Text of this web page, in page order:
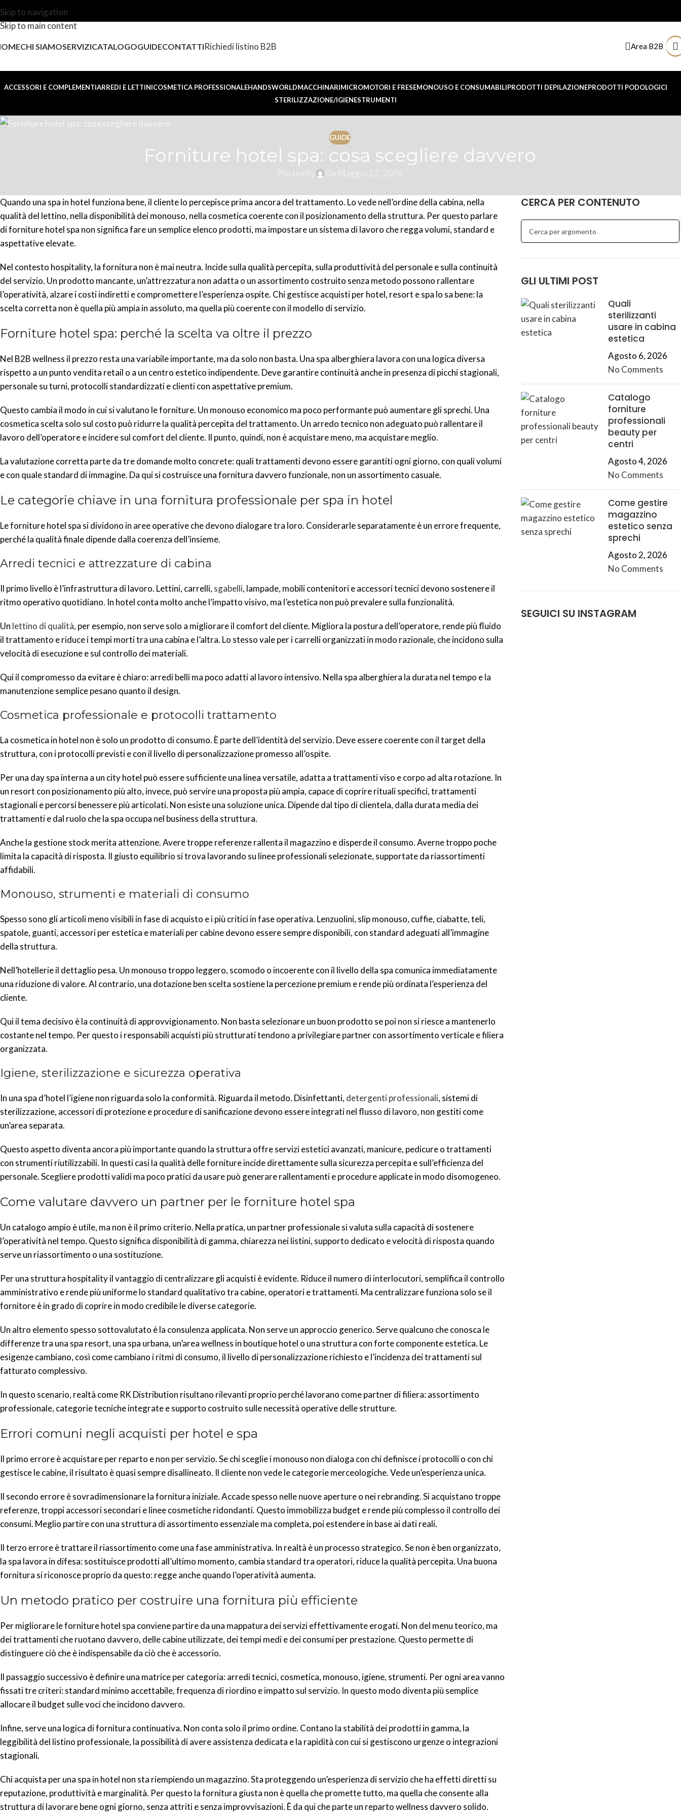
Skip to navigation
Skip to main content
CHI SIAMOSERVIZICATALOGOGUIDECONTATTIRichiedi listino B2B Area B2B
ACCESSORI E COMPLEMENTIARREDI E LETTINICOSMETICA PROFESSIONALEHANDSWORLDMACCHINARIMICROMOTORI E FRESEMONOUSO E CONSUMABILIPRODOTTI DEPILAZIONEPRODOTTI PODOLOGICI
STERILIZZAZIONE/IGIENESTRUMENTI
GUIDE
Forniture hotel spa: cosa scegliere davvero
Quando una spa in hotel funziona bene, il cliente lo percepisce prima ancora del trattamento. Lo vede nell’ordine della cabina, nella
qualità del lettino, nella disponibilità dei monouso, nella cosmetica coerente con il posizionamento della struttura. Per questo parlare
di forniture hotel spa non significa fare un semplice elenco prodotti, ma impostare un sistema di lavoro che regga volumi, standard e
aspettative elevate.
Nel contesto hospitality, la fornitura non è mai neutra. Incide sulla qualità percepita, sulla produttività del personale e sulla continuità
del servizio. Un prodotto mancante, un’attrezzatura non adatta o un assortimento costruito senza metodo possono rallentare
l’operatività, alzare i costi indiretti e compromettere l’esperienza ospite. Chi gestisce acquisti per hotel, resort e spa lo sa bene: la
scelta corretta non è quella più ampia in assoluto, ma quella più coerente con il modello di servizio.
Forniture hotel spa: perché la scelta va oltre il prezzo
Nel B2B wellness il prezzo resta una variabile importante, ma da solo non basta. Una spa alberghiera lavora con una logica diversa
rispetto a un punto vendita retail o a un centro estetico indipendente. Deve garantire continuità anche in presenza di picchi stagionali,
personale su turni, protocolli standardizzati e clienti con aspettative premium.
Questo cambia il modo in cui si valutano le forniture. Un monouso economico ma poco performante può aumentare gli sprechi. Una
cosmetica scelta solo sul costo può ridurre la qualità percepita del trattamento. Un arredo tecnico non adeguato può rallentare il
lavoro dell’operatore e incidere sul comfort del cliente. Il punto, quindi, non è acquistare meno, ma acquistare meglio.
La valutazione corretta parte da tre domande molto concrete: quali trattamenti devono essere garantiti ogni giorno, con quali volumi
e con quale standard di immagine. Da qui si costruisce una fornitura davvero funzionale, non un assortimento casuale.
Le categorie chiave in una fornitura professionale per spa in hotel
Le forniture hotel spa si dividono in aree operative che devono dialogare tra loro. Considerarle separatamente è un errore frequente,
perché la qualità finale dipende dalla coerenza dell’insieme.
Arredi tecnici e attrezzature di cabina
Il primo livello è l’infrastruttura di lavoro. Lettini, carrelli, sgabelli, lampade, mobili contenitori e accessori tecnici devono sostenere il
ritmo operativo quotidiano. In hotel conta molto anche l’impatto visivo, ma l’estetica non può prevalere sulla funzionalità.
Un lettino di qualità, per esempio, non serve solo a migliorare il comfort del cliente. Migliora la postura dell’operatore, rende più fluido
il trattamento e riduce i tempi morti tra una cabina e l’altra. Lo stesso vale per i carrelli organizzati in modo razionale, che incidono sulla
velocità di esecuzione e sul controllo dei materiali.
Qui il compromesso da evitare è chiaro: arredi belli ma poco adatti al lavoro intensivo. Nella spa alberghiera la durata nel tempo e la
manutenzione semplice pesano quanto il design.
Cosmetica professionale e protocolli trattamento
La cosmetica in hotel non è solo un prodotto di consumo. È parte dell’identità del servizio. Deve essere coerente con il target della
struttura, con i protocolli previsti e con il livello di personalizzazione promesso all’ospite.
Per una day spa interna a un city hotel può essere sufficiente una linea versatile, adatta a trattamenti viso e corpo ad alta rotazione. In
un resort con posizionamento più alto, invece, può servire una proposta più ampia, capace di coprire rituali specifici, trattamenti
stagionali e percorsi benessere più articolati. Non esiste una soluzione unica. Dipende dal tipo di clientela, dalla durata media dei
trattamenti e dal ruolo che la spa occupa nel business della struttura.
Anche la gestione stock merita attenzione. Avere troppe referenze rallenta il magazzino e disperde il consumo. Averne troppo poche
limita la capacità di risposta. Il giusto equilibrio si trova lavorando su linee professionali selezionate, supportate da riassortimenti
affidabili.
Monouso, strumenti e materiali di consumo
Spesso sono gli articoli meno visibili in fase di acquisto e i più critici in fase operativa. Lenzuolini, slip monouso, cuffie, ciabatte, teli,
spatole, guanti, accessori per estetica e materiali per cabine devono essere sempre disponibili, con standard adeguati all’immagine
della struttura.
Nell’hotellerie il dettaglio pesa. Un monouso troppo leggero, scomodo o incoerente con il livello della spa comunica immediatamente
una riduzione di valore. Al contrario, una dotazione ben scelta sostiene la percezione premium e rende più ordinata l’esperienza del
cliente.
Qui il tema decisivo è la continuità di approvvigionamento. Non basta selezionare un buon prodotto se poi non si riesce a mantenerlo
costante nel tempo. Per questo i responsabili acquisti più strutturati tendono a privilegiare partner con assortimento verticale e filiera
organizzata.
Igiene, sterilizzazione e sicurezza operativa
In una spa d’hotel l’igiene non riguarda solo la conformità. Riguarda il metodo. Disinfettanti, detergenti professionali, sistemi di
sterilizzazione, accessori di protezione e procedure di sanificazione devono essere integrati nel flusso di lavoro, non gestiti come
un’area separata.
Questo aspetto diventa ancora più importante quando la struttura offre servizi estetici avanzati, manicure, pedicure o trattamenti
con strumenti riutilizzabili. In questi casi la qualità delle forniture incide direttamente sulla sicurezza percepita e sull’efficienza del
personale. Scegliere prodotti validi ma poco pratici da usare può generare rallentamenti e procedure applicate in modo disomogeneo.
Come valutare davvero un partner per le forniture hotel spa
Un catalogo ampio è utile, ma non è il primo criterio. Nella pratica, un partner professionale si valuta sulla capacità di sostenere
l’operatività nel tempo. Questo significa disponibilità di gamma, chiarezza nei listini, supporto dedicato e velocità di risposta quando
serve un riassortimento o una sostituzione.
Per una struttura hospitality il vantaggio di centralizzare gli acquisti è evidente. Riduce il numero di interlocutori, semplifica il controllo
amministrativo e rende più uniforme lo standard qualitativo tra cabine, operatori e trattamenti. Ma centralizzare funziona solo se il
fornitore è in grado di coprire in modo credibile le diverse categorie.
Un altro elemento spesso sottovalutato è la consulenza applicata. Non serve un approccio generico. Serve qualcuno che conosca le
differenze tra una spa resort, una spa urbana, un’area wellness in boutique hotel o una struttura con forte componente estetica. Le
esigenze cambiano, così come cambiano i ritmi di consumo, il livello di personalizzazione richiesto e l’incidenza dei trattamenti sul
fatturato complessivo.
In questo scenario, realtà come RK Distribution risultano rilevanti proprio perché lavorano come partner di filiera: assortimento
professionale, categorie tecniche integrate e supporto costruito sulle necessità operative delle strutture.
Errori comuni negli acquisti per hotel e spa
Il primo errore è acquistare per reparto e non per servizio. Se chi sceglie i monouso non dialoga con chi definisce i protocolli o con chi
gestisce le cabine, il risultato è quasi sempre disallineato. Il cliente non vede le categorie merceologiche. Vede un’esperienza unica.
Il secondo errore è sovradimensionare la fornitura iniziale. Accade spesso nelle nuove aperture o nei rebranding. Si acquistano troppe
referenze, troppi accessori secondari e linee cosmetiche ridondanti. Questo immobilizza budget e rende più complesso il controllo dei
consumi. Meglio partire con una struttura di assortimento essenziale ma completa, poi estendere in base ai dati reali.
Il terzo errore è trattare il riassortimento come una fase amministrativa. In realtà è un processo strategico. Se non è ben organizzato,
la spa lavora in difesa: sostituisce prodotti all’ultimo momento, cambia standard tra operatori, riduce la qualità percepita. Una buona
fornitura si riconosce proprio da questo: regge anche quando l’operatività aumenta.
Un metodo pratico per costruire una fornitura più efficiente
Per migliorare le forniture hotel spa conviene partire da una mappatura dei servizi effettivamente erogati. Non del menu teorico, ma
dei trattamenti che ruotano davvero, delle cabine utilizzate, dei tempi medi e dei consumi per prestazione. Questo permette di
distinguere ciò che è indispensabile da ciò che è accessorio.
Il passaggio successivo è definire una matrice per categoria: arredi tecnici, cosmetica, monouso, igiene, strumenti. Per ogni area vanno
fissati tre criteri: standard minimo accettabile, frequenza di riordino e impatto sul servizio. In questo modo diventa più semplice
allocare il budget sulle voci che incidono davvero.
Infine, serve una logica di fornitura continuativa. Non conta solo il primo ordine. Contano la stabilità dei prodotti in gamma, la
leggibilità del listino professionale, la possibilità di avere assistenza dedicata e la rapidità con cui si gestiscono urgenze o integrazioni
stagionali.
Chi acquista per una spa in hotel non sta riempiendo un magazzino. Sta proteggendo un’esperienza di servizio che ha effetti diretti su
reputazione, produttività e marginalità. Per questo la fornitura giusta non è quella che promette tutto, ma quella che consente alla
struttura di lavorare bene ogni giorno, senza attriti e senza improvvisazioni. È da qui che parte un reparto wellness davvero solido.
CERCA PER CONTENUTO
GLI ULTIMI POST
Quali
sterilizzanti
usare in cabina
estetica
Agosto 6, 2026
No Comments
Catalogo
forniture
professionali
beauty per
centri
Agosto 4, 2026
No Comments
Come gestire
magazzino
estetico senza
sprechi
Agosto 2, 2026
No Comments
SEGUICI SU INSTAGRAM